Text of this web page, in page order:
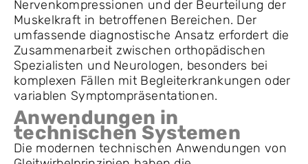
Nervenkompressionen und der Beurteilung der
Muskelkraft in betroffenen Bereichen. Der
umfassende diagnostische Ansatz erfordert die
Zusammenarbeit zwischen orthopädischen
Spezialisten und Neurologen, besonders bei
komplexen Fällen mit Begleiterkrankungen oder
variablen Symptompräsentationen.
Anwendungen in
technischen Systemen
Die modernen technischen Anwendungen von